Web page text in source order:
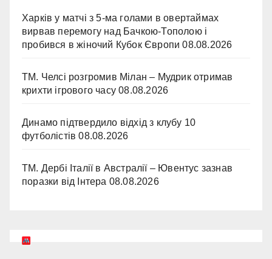
Харків у матчі з 5-ма голами в овертаймах
вирвав перемогу над Бачкою-Тополою і
пробився в жіночий Кубок Європи 08.08.2026
ТМ. Челсі розгромив Мілан – Мудрик отримав
крихти ігрового часу 08.08.2026
Динамо підтвердило відхід з клубу 10
футболістів 08.08.2026
ТМ. Дербі Італії в Австралії – Ювентус зазнав
поразки від Інтера 08.08.2026